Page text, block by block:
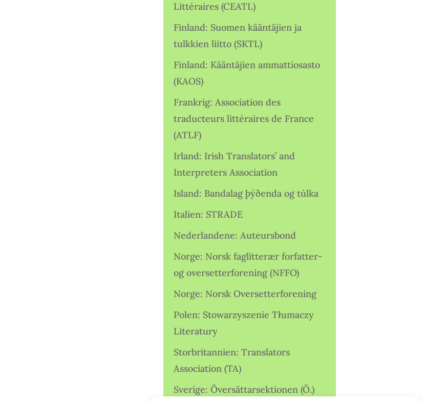
Littéraires (CEATL)
Finland: Suomen kääntäjien ja
tulkkien liitto (SKTL)
Finland: Kääntäjien ammattiosasto
(KAOS)
Frankrig: Association des
traducteurs littéraires de France
(ATLF)
Irland: Irish Translators’ and
Interpreters Association
Island: Bandalag þýðenda og túlka
Italien: STRADE
Nederlandene: Auteursbond
Norge: Norsk faglitterær forfatter-
og oversetterforening (NFFO)
Norge: Norsk Oversetterforening
Polen: Stowarzyszenie Tłumaczy
Literatury
Storbritannien: Translators
Association (TA)
Sverige: Översättarsektionen (Ö.)